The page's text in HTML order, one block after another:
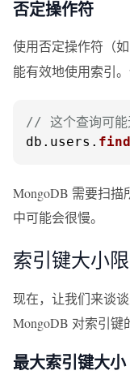
否定操作符
使用否定操作符（如
能有效地使用索引。
// 这个查询可能
db. users . find
MongoDB 需要扫
中可能会很慢。
索引键大小
现在，让我们来谈
MongoDB 对索引键
最大索引键大小